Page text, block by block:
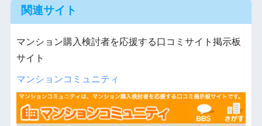
関連サイト
マンション購入検討者を応援する口コミサイト掲示板
サイト
マンションコミュニティ